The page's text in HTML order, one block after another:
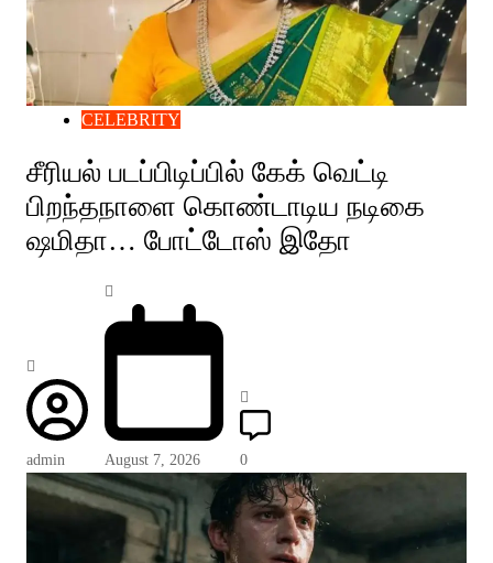
CELEBRITY
சீரியல் படப்பிடிப்பில் கேக் வெட்டி
பிறந்தநாளை கொண்டாடிய நடிகை
ஷமிதா… போட்டோஸ் இதோ
admin August 7, 2026 0